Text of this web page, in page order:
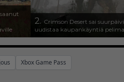
2. Crimson Desert sai
uudistaa kaupankäyntiä
Xbox Game Pass